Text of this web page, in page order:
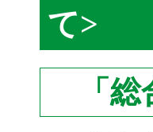
て>
「総